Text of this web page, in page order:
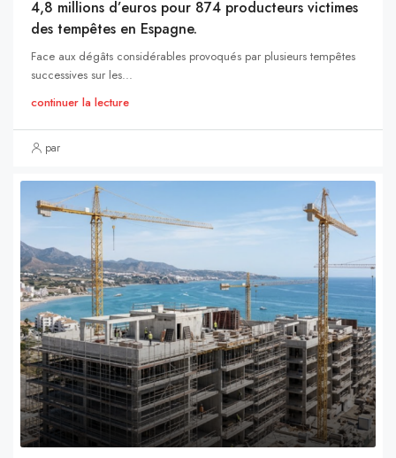
4,8 millions d’euros pour 874 producteurs victimes
des tempêtes en Espagne.
Face aux dégâts considérables provoqués par plusieurs tempêtes
successives sur les...
continuer la lecture
par